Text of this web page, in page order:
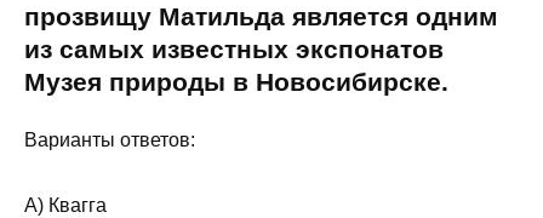
прозвищу Матильда является одним
из самых известных экспонатов
Музея природы в Новосибирске.
Варианты ответов:
A) Квагга